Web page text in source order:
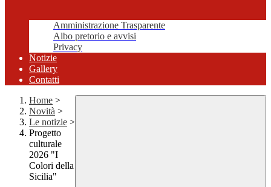
Amministrazione Trasparente
Albo pretorio e avvisi
Privacy
Notizie
Gallery
Contatti
Home >
Novità >
Le notizie >
Progetto
culturale
2026 "I
Colori della
Sicilia"